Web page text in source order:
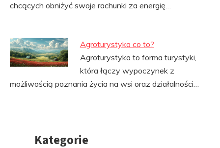
chcących obniżyć swoje rachunki za energię…
Agroturystyka co to?
Agroturystyka to forma turystyki,
która łączy wypoczynek z
możliwością poznania życia na wsi oraz działalności…
PrzejdźKategorie